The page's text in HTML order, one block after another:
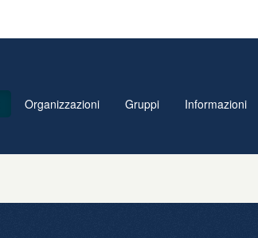
Organizzazioni Gruppi Informazioni